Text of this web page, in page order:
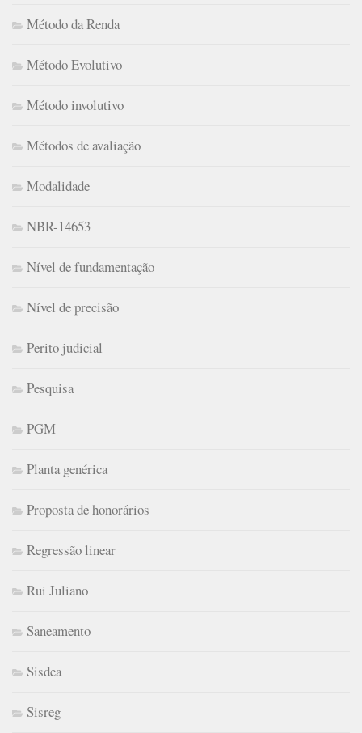
Método da Renda
Método Evolutivo
Método involutivo
Métodos de avaliação
Modalidade
NBR-14653
Nível de fundamentação
Nível de precisão
Perito judicial
Pesquisa
PGM
Planta genérica
Proposta de honorários
Regressão linear
Rui Juliano
Saneamento
Sisdea
Sisreg